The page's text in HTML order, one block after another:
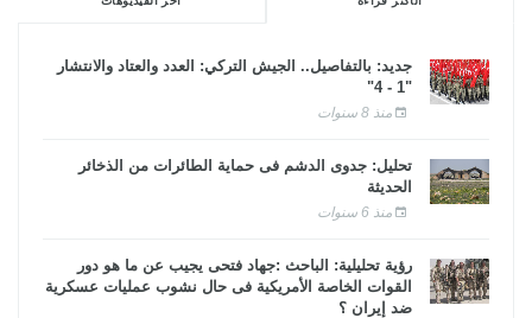
جديد: بالتفاصيل.. الجيش التركي: العدد والعتاد والانتشار
"1 - 4"
منذ 8 سنوات
تحليل: جدوى الدشم فى حماية الطائرات من الذخائر
الحديثة
منذ 6 سنوات
رؤية تحليلية: الباحث :جهاد فتحى يجيب عن ما هو دور
القوات الخاصة الأمريكية فى حال نشوب عمليات عسكرية
ضد إيران ؟